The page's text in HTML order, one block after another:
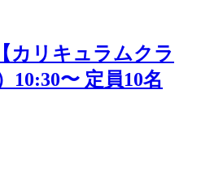
カリキュラムクラ
10:30〜 定員10名